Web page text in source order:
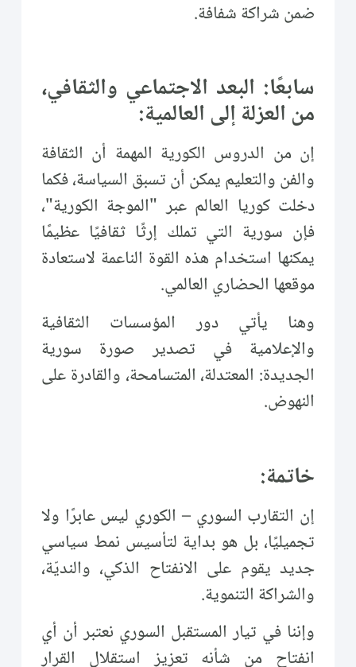
ضمن شراكة شفافة.
سابعًا: البعد الاجتماعي والثقافي،
من العزلة إلى العالمية:
إن من الدروس الكورية المهمة أن الثقافة
والفن والتعليم يمكن أن تسبق السياسة، فكما
دخلت كوريا العالم عبر "الموجة الكورية"،
فإن سورية التي تملك إرثًا ثقافيًا عظيمًا
يمكنها استخدام هذه القوة الناعمة لاستعادة
موقعها الحضاري العالمي.
وهنا يأتي دور المؤسسات الثقافية
والإعلامية في تصدير صورة سورية
الجديدة: المعتدلة، المتسامحة، والقادرة على
النهوض.
خاتمة:
إن التقارب السوري – الكوري ليس عابرًا ولا
تجميليًا، بل هو بداية لتأسيس نمط سياسي
جديد يقوم على الانفتاح الذكي، والنديّة،
والشراكة التنموية.
وإننا في تيار المستقبل السوري نعتبر أن أي
انفتاح من شأنه تعزيز استقلال القرار